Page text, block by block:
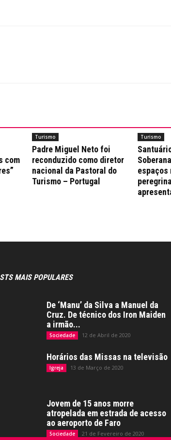
com
Turismo
Padre Miguel Neto foi
reconduzido como diretor
nacional da Pastoral do
Turismo – Portugal
Turismo
espaços
MAIS POPULARES
De ‘Manu’ da Silva a Manuel da
Cruz. De técnico dos Iron Maiden
a irmão...
Sociedade 12 de Abril de 2020
Horários das Missas na televisão
Igreja 13 de Março de 2020
Jovem de 15 anos morre
atropelada em estrada de acesso
ao aeroporto de Faro
Sociedade 21 de Fevereiro de 2020